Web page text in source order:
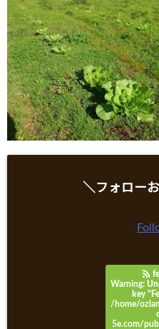
＼フォロー
Warning:
key
/home/
5e.com/